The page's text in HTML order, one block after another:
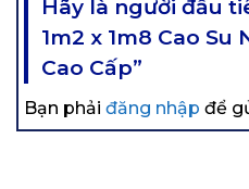
Hãy là người đầu
1m2 x 1m8 Cao
Cao Cấp”
Bạn phải đăng nhập để